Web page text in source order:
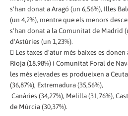
s'han donat a Aragó (un 6,56%), Illes
(un 4,2%), mentre que els menors
s'han donat a la Comunitat de Madrid
d'Astúries (un 1,23%).
 Les taxes d'atur més baixes es donen
Rioja (18,98%) i Comunitat Foral de
les més elevades es produeixen a
(36,87%), Extremadura (35,56%),
Canàries (34,27%), Melilla (31,76%),
de Múrcia (30,37%).